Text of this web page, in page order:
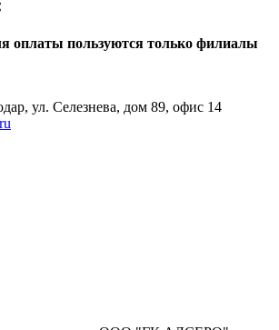
оплаты пользуются только филиалы
ул. Селезнева, дом 89, офис 14